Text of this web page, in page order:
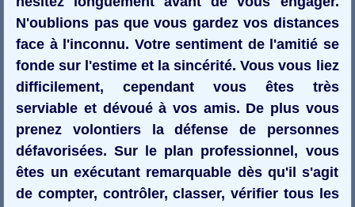
N'oublions pas que vous gardez vos distances
face à l'inconnu. Votre sentiment de l'amitié se
fonde sur l'estime et la sincérité. Vous vous liez
difficilement, cependant vous êtes très
serviable et dévoué à vos amis. De plus vous
prenez volontiers la défense de personnes
défavorisées. Sur le plan professionnel, vous
êtes un exécutant remarquable dès qu'il s'agit
de compter, contrôler, classer, vérifier tous les